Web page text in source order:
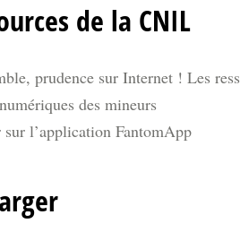
de la CNIL
prudence sur Internet ! Les
des mineurs
sur l’application FantomApp